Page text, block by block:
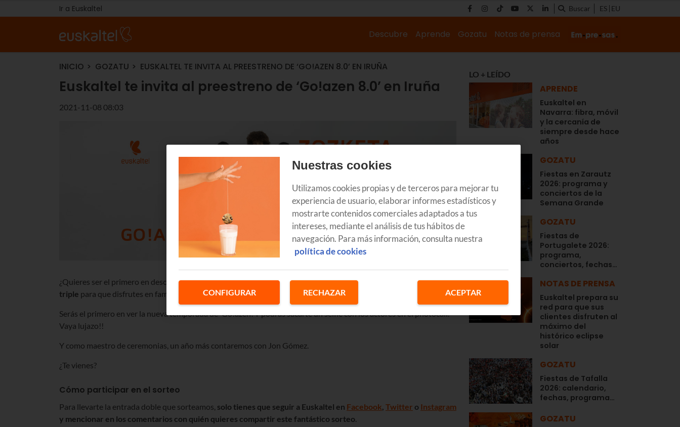
Ir a Euskaltel Buscar ES EU
Descubre Aprende Gozatu Notas de prensa
INICIO GOZATU EUSKALTEL TE INVITA AL PREESTRENO DE ‘GO!AZEN 8.0’ EN IRUÑA
Euskaltel te invita al preestreno de ‘Go!azen 8.0’ en Iruña
2021-11-08 08:03
¿Quieres ser el primero en descubrir las nuevas aventuras de los chicos y chicas de Basakabi?
Sorteamos 1 entrada
triple para que disfrutes en familia del primer episodioen Baluarte el próximo sábado 13
Serás el primero en ver la nueva temporada de 'Go!azen'. Y podrás sacarte un selfie con los actores en el photocall.
Vaya lujazo!!
Y como maestro de ceremonias, un año más contaremos con Jon Gómez.
¿Te vienes?
Cómo participar en el sorteo
Para llevarte la entrada doble que sorteamos, solo tienes que seguir a Euskaltel en Facebook Twitter o Instagram
y mencionar en los comentarios con quién quieres compartir este fantástico sorteo
LO + LEÍDO
APRENDE
Euskaltel en
Navarra: fibra, móvil
y la cercanía de
siempre desde hace
años
GOZATU
Fiestas en Zarautz
2026: programa y
conciertos de la
Semana Grande
GOZATU
Fiestas de
Portugalete 2026:
programa,
conciertos, fechas…
NOTAS DE PRENSA
Euskaltel prepara su
red para que sus
clientes disfruten al
máximo del
histórico eclipse
solar
GOZATU
Fiestas de Tafalla
2026: calendario,
fechas, programa…
GOZATU
Nuestras cookies
Utilizamos cookies propias y de terceros para mejorar tu
experiencia de usuario, elaborar informes estadísticos y
mostrarte contenidos comerciales adaptados a tus
intereses, mediante el análisis de tus hábitos de
navegación. Para más información, consulta nuestra
política de cookies
CONFIGURAR RECHAZAR ACEPTAR